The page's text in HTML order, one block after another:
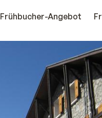
Frühbucher-Angebot